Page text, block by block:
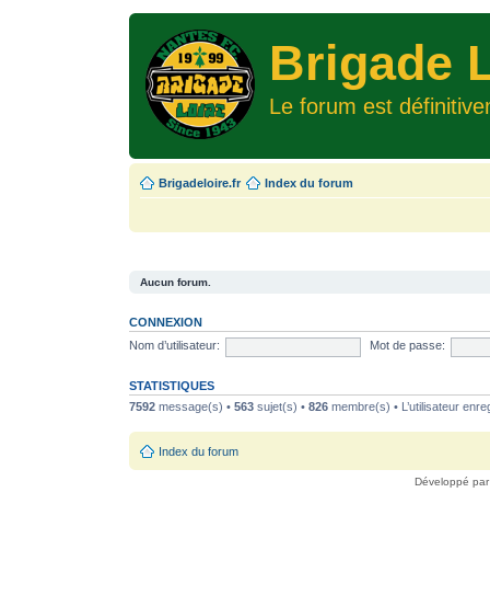
Brigade
Le forum est
Brigadeloire.fr Index du forum
Aucun forum.
CONNEXION
Nom d’utilisateur:
Mot de passe:
STATISTIQUES
7592 message(s) • 563 sujet(s) • 826 membre(s) • L’utilisateur
Index du forum
Développé